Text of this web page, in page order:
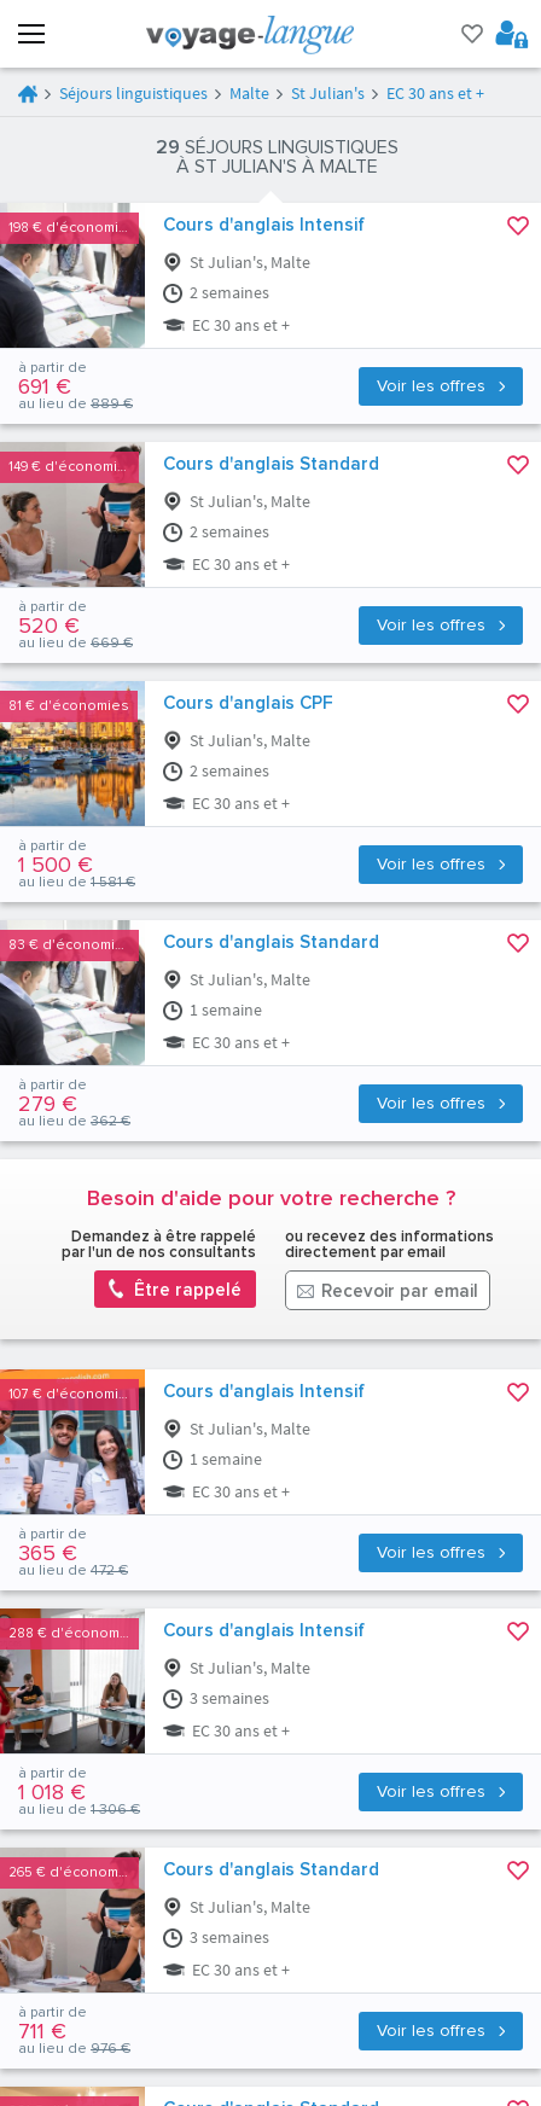
Séjours linguistiques Malte St Julian's EC 30 ans et +
29 SÉJOURS LINGUISTIQUES
À ST JULIAN'S À MALTE
198 € d'économies Cours d'anglais Intensif
St Julian's, Malte
2 semaines
EC 30 ans et +
Voir les offres
à partir de
691 €
au lieu de 889 €
149 € d'économies Cours d'anglais Standard
St Julian's, Malte
2 semaines
EC 30 ans et +
Voir les offres
à partir de
520 €
au lieu de 669 €
81 € d'économies Cours d'anglais CPF
St Julian's, Malte
2 semaines
EC 30 ans et +
Voir les offres
à partir de
1 500 €
au lieu de 1 581 €
83 € d'économies Cours d'anglais Standard
St Julian's, Malte
1 semaine
EC 30 ans et +
Voir les offres
à partir de
279 €
au lieu de 362 €
Besoin d'aide pour votre recherche ?
Demandez à être rappelé
par l'un de nos consultants
Être rappelé
ou recevez des informations
directement par email
Recevoir par email
107 € d'économies Cours d'anglais Intensif
St Julian's, Malte
1 semaine
EC 30 ans et +
Voir les offres
à partir de
365 €
au lieu de 472 €
288 € d'économies Cours d'anglais Intensif
St Julian's, Malte
3 semaines
EC 30 ans et +
Voir les offres
à partir de
1 018 €
au lieu de 1 306 €
265 € d'économies Cours d'anglais Standard
St Julian's, Malte
3 semaines
EC 30 ans et +
Voir les offres
à partir de
711 €
au lieu de 976 €